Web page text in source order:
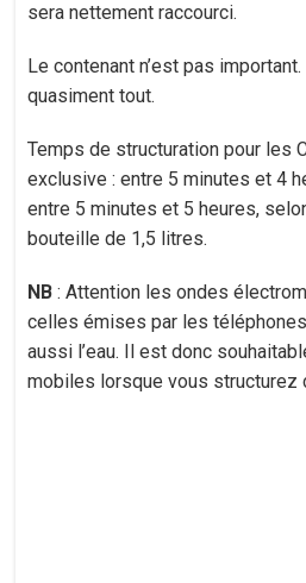
sera nettement raccourci.
Le contenant n’est pas
quasiment tout.
Temps de structuration pour les
exclusive : entre 5 minutes et 4
entre 5 minutes et 5 heures,
bouteille de 1,5 litres.
NB : Attention les ondes
celles émises par les
aussi l’eau. Il est donc
mobiles lorsque vous structurez